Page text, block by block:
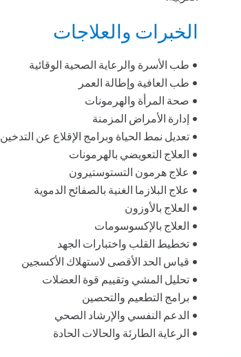
الخبرات والعلاجات
• طب الأسرة والرعاية الصحية الوقائية
• طب العافية وإطالة العمر
• صحة المرأة والهرمونات
• إدارة الأمراض المزمنة
• تعديل نمط الحياة وبرامج الإقلاع عن التدخين
• العلاج التعويضي بالهرمونات
• علاج هرمون التستوستيرون
• علاج البلازما الغنية بالصفائح الدموية
• العلاج بالأوزون
• العلاج بالإكسوسومات
• تخطيط القلب واختبارات الجهد
• قياس الحد الأقصى لاستهلاك الأكسجين
• تحليل المشي وتقييم قوة العضلات
• برامج التطعيم والتحصين
• الدعم النفسي والإرشاد الصحي
• الرعاية الطارئة والحالات الحادة